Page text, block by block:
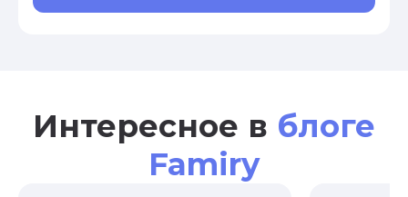
Интересное в блоге
Famiry